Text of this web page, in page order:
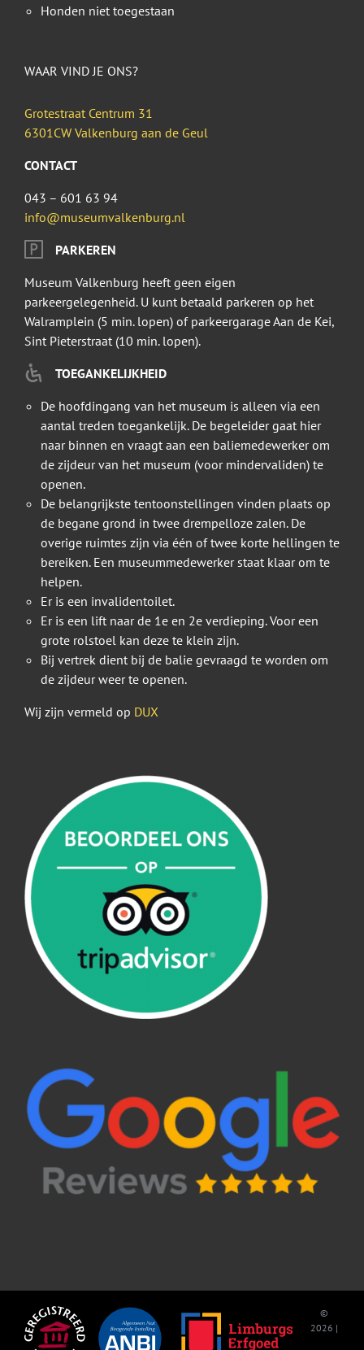
Honden niet toegestaan
WAAR VIND JE ONS?
Grotestraat Centrum 31
6301CW Valkenburg aan de Geul
CONTACT
043 – 601 63 94
info@museumvalkenburg.nl
PARKEREN
Museum Valkenburg heeft geen eigen
parkeergelegenheid. U kunt betaald parkeren op het
Walramplein (5 min. lopen) of parkeergarage Aan de Kei,
Sint Pieterstraat (10 min. lopen).
TOEGANKELIJKHEID
De hoofdingang van het museum is alleen via een
aantal treden toegankelijk. De begeleider gaat hier
naar binnen en vraagt aan een baliemedewerker om
de zijdeur van het museum (voor mindervaliden) te
openen.
De belangrijkste tentoonstellingen vinden plaats op
de begane grond in twee drempelloze zalen. De
overige ruimtes zijn via één of twee korte hellingen te
bereiken. Een museummedewerker staat klaar om te
helpen.
Er is een invalidentoilet.
Er is een lift naar de 1e en 2e verdieping. Voor een
grote rolstoel kan deze te klein zijn.
Bij vertrek dient bij de balie gevraagd te worden om
de zijdeur weer te openen.
Wij zijn vermeld op DUX
©
2026 |